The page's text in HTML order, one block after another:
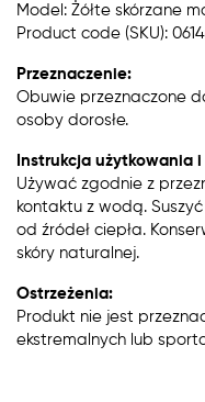
Model: Żółte skórzane
Product code (SKU):
Przeznaczenie:
Obuwie przeznaczone
osoby dorosłe.
Instrukcja użytkowania
Używać zgodnie z
kontaktu z wodą.
od źródeł ciepła.
skóry naturalnej.
Ostrzeżenia:
Produkt nie jest
ekstremalnych lub